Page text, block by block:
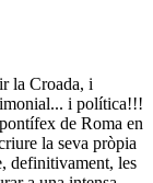
la Croada, i
i política!!!
de Roma en
la seva pròpia
definitivament, les